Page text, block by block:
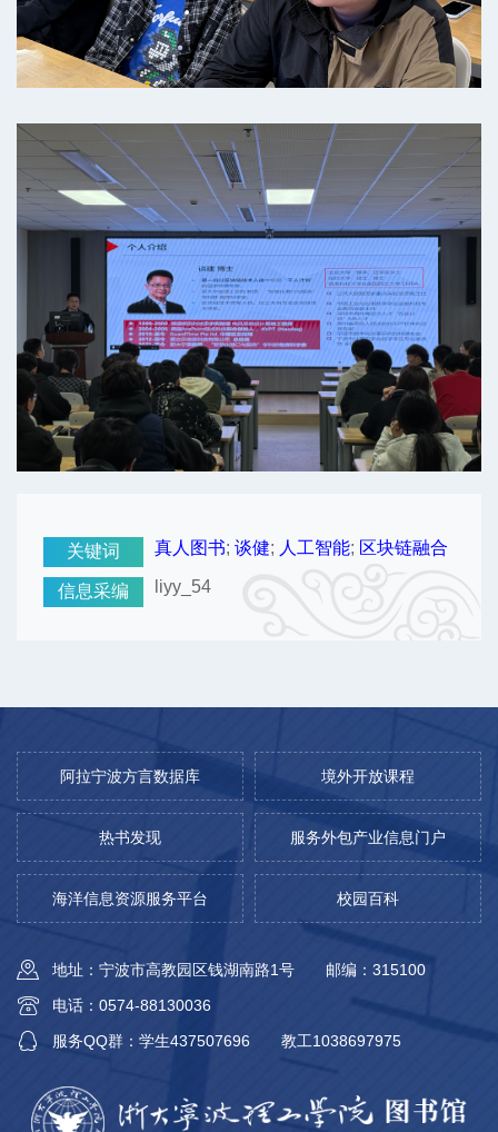
关键词 真人图书; 谈健; 人工智能; 区块链融合
信息采编 liyy_54
阿拉宁波方言数据库 境外开放课程
热书发现 服务外包产业信息门户
海洋信息资源服务平台 校园百科
地址：宁波市高教园区钱湖南路1号
邮编：315100
电话：0574-88130036
服务QQ群：学生437507696
教工1038697975